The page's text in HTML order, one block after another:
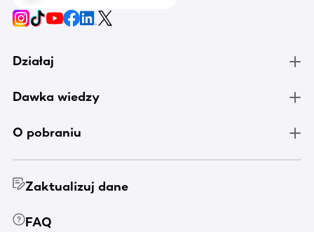
Działaj
Dawka wiedzy
O pobraniu
Zaktualizuj dane
FAQ